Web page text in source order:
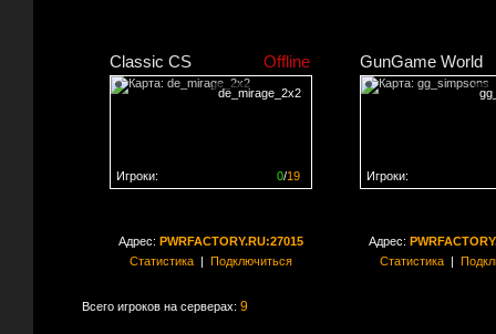
Classic CS Offline
de_mirage_2x2
0/19
Игроки:
GunGame World
Игроки:
Адрес: PWRFACTORY.RU:27015
Статистика| Подключиться
Адрес:
Статистика|
Всего игроков на серверах: 9